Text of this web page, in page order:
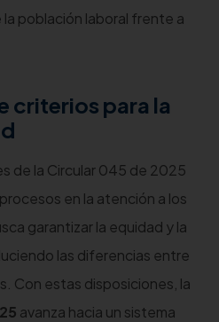
población laboral frente a
criterios para la
de la Circular 045 de 2025
en la atención a los
garantizar la equidad y la
las diferencias entre
Con estas disposiciones, la
avanza hacia un sistema